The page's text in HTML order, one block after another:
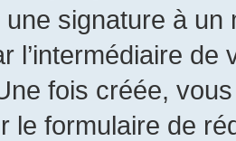
signature à un
l’intermédiaire
fois créée,
le formulaire de